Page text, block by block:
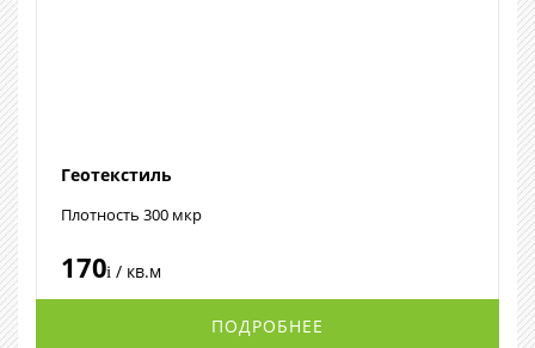
Геотекстиль
Плотность 300 мкр
170i / кв.м
ПОДРОБНЕЕ